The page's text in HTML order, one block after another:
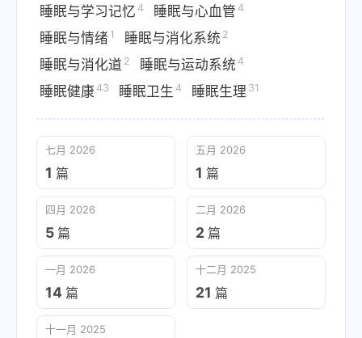
睡眠与学习记忆 4 睡眠与心血管 4
睡眠与情绪 1 睡眠与消化系统 2
睡眠与消化道 2 睡眠与运动系统 4
睡眠健康 43 睡眠卫生 4 睡眠生理 31
七月 2026
1 篇
五月 2026
1 篇
四月 2026
5 篇
二月 2026
2 篇
一月 2026
14 篇
十二月 2025
21 篇
十一月 2025